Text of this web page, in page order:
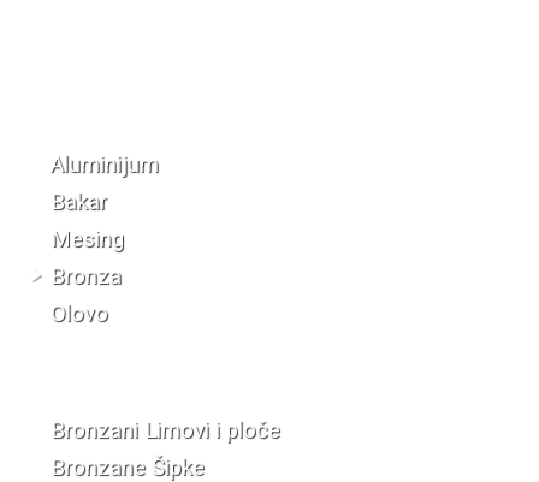
Aluminijum
Bakar
Mesing
Bronza
Olovo
Bronzani Limovi i ploče
Bronzane Šipke